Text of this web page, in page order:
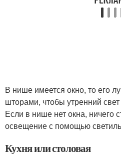
В нише имеется окно, то его
шторами, чтобы утренний
Если в нише нет окна, ничего
освещение с помощью
Кухня или столовая